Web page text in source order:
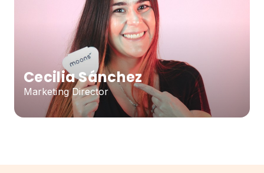
Cecilia Sánchez
Marketing Director